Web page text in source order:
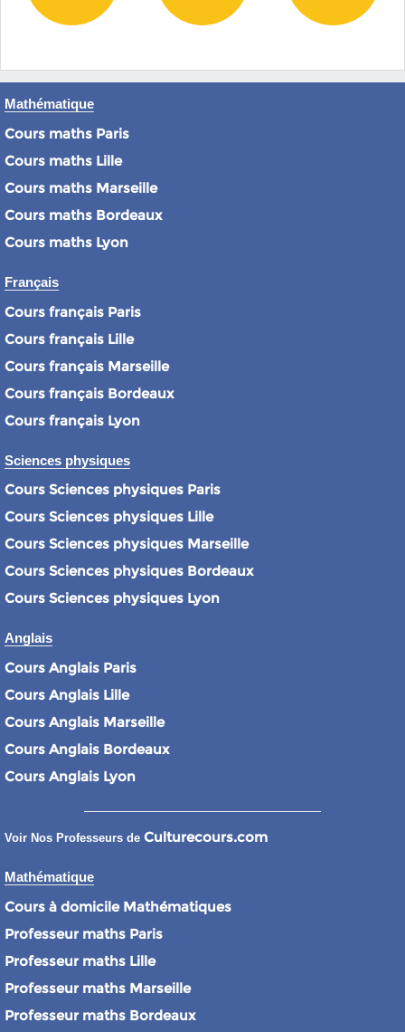
Mathématique
Cours maths Paris
Cours maths Lille
Cours maths Marseille
Cours maths Bordeaux
Cours maths Lyon
Français
Cours français Paris
Cours français Lille
Cours français Marseille
Cours français Bordeaux
Cours français Lyon
Sciences physiques
Cours Sciences physiques Paris
Cours Sciences physiques Lille
Cours Sciences physiques Marseille
Cours Sciences physiques Bordeaux
Cours Sciences physiques Lyon
Anglais
Cours Anglais Paris
Cours Anglais Lille
Cours Anglais Marseille
Cours Anglais Bordeaux
Cours Anglais Lyon
Voir Nos Professeurs de Culturecours.com
Mathématique
Cours à domicile Mathématiques
Professeur maths Paris
Professeur maths Lille
Professeur maths Marseille
Professeur maths Bordeaux